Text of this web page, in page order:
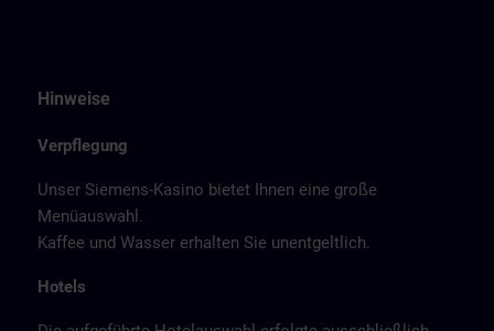
Hinweise
Verpflegung
Unser Siemens-Kasino bietet Ihnen eine große
Menüauswahl.
Kaffee und Wasser erhalten Sie unentgeltlich.
Hotels